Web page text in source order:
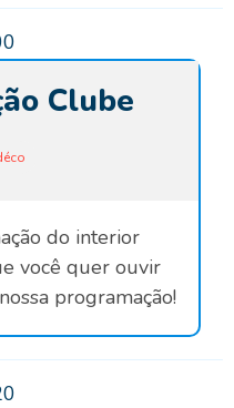
Clube
do interior
você quer ouvir
programação!